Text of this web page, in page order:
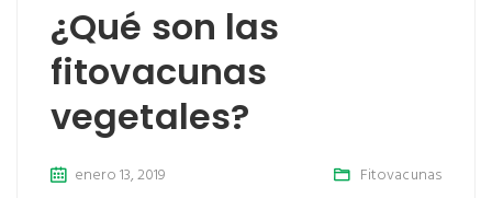
¿Qué son las
fitovacunas
vegetales?
enero 13, 2019 Fitovacunas